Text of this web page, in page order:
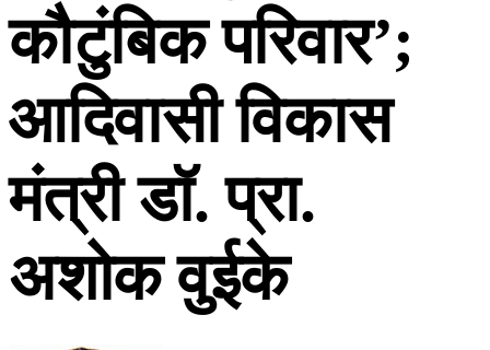
कौटुंबिक परिवार’;
आदिवासी विकास
मंत्री डॉ. प्रा.
अशोक वुईके